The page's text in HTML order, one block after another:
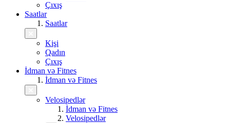
Çıxış
Saatlar
Saatlar
Kişi
Qadın
Çıxış
İdman və Fitnes
İdman və Fitnes
Velosipedlər
İdman və Fitnes
Velosipedlər